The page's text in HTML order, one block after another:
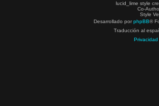
lucid_lime style
Co-
Style
Desarrollado por phpBB®
Traducción al
Privacidad